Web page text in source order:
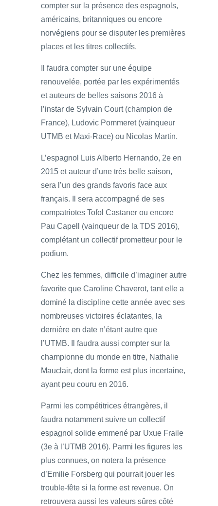
compter sur la présence des espagnols,
américains, britanniques ou encore
norvégiens pour se disputer les premières
places et les titres collectifs.
Il faudra compter sur une équipe
renouvelée, portée par les expérimentés
et auteurs de belles saisons 2016 à
l’instar de Sylvain Court (champion de
France), Ludovic Pommeret (vainqueur
UTMB et Maxi-Race) ou Nicolas Martin.
L’espagnol Luis Alberto Hernando, 2e en
2015 et auteur d’une très belle saison,
sera l’un des grands favoris face aux
français. Il sera accompagné de ses
compatriotes Tofol Castaner ou encore
Pau Capell (vainqueur de la TDS 2016),
complétant un collectif prometteur pour le
podium.
Chez les femmes, difficile d’imaginer autre
favorite que Caroline Chaverot, tant elle a
dominé la discipline cette année avec ses
nombreuses victoires éclatantes, la
dernière en date n’étant autre que
l’UTMB. Il faudra aussi compter sur la
championne du monde en titre, Nathalie
Mauclair, dont la forme est plus incertaine,
ayant peu couru en 2016.
Parmi les compétitrices étrangères, il
faudra notamment suivre un collectif
espagnol solide emmené par Uxue Fraile
(3e à l’UTMB 2016). Parmi les figures les
plus connues, on notera la présence
d’Emilie Forsberg qui pourrait jouer les
trouble-fête si la forme est revenue. On
retrouvera aussi les valeurs sûres côté